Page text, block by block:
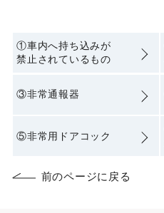
①車内へ持ち込みが
禁止されているもの
③非常通報器
⑤非常用ドアコック
前のページに戻る